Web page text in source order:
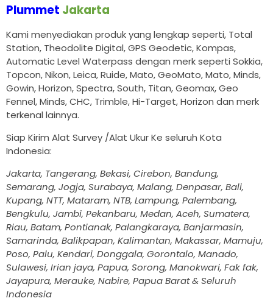
Plummet Jakarta
Kami menyediakan produk yang lengkap seperti, Total
Station, Theodolite Digital, GPS Geodetic, Kompas,
Automatic Level Waterpass dengan merk seperti Sokkia,
Topcon, Nikon, Leica, Ruide, Mato, GeoMato, Mato, Minds,
Gowin, Horizon, Spectra, South, Titan, Geomax, Geo
Fennel, Minds, CHC, Trimble, Hi-Target, Horizon dan merk
terkenal lainnya.
Siap Kirim Alat Survey /Alat Ukur Ke seluruh Kota
Indonesia:
Jakarta, Tangerang, Bekasi, Cirebon, Bandung,
Semarang, Jogja, Surabaya, Malang, Denpasar, Bali,
Kupang, NTT, Mataram, NTB, Lampung, Palembang,
Bengkulu, Jambi, Pekanbaru, Medan, Aceh, Sumatera,
Riau, Batam, Pontianak, Palangkaraya, Banjarmasin,
Samarinda, Balikpapan, Kalimantan, Makassar, Mamuju,
Poso, Palu, Kendari, Donggala, Gorontalo, Manado,
Sulawesi, Irian jaya, Papua, Sorong, Manokwari, Fak fak,
Jayapura, Merauke, Nabire, Papua Barat & Seluruh
Indonesia